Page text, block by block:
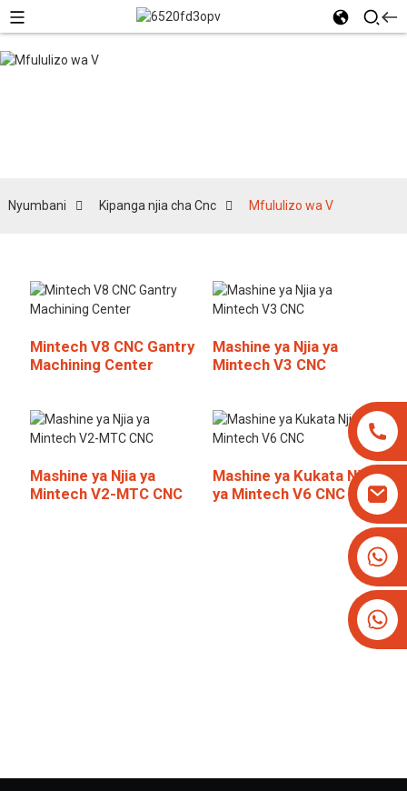
Nyumbani Kipanga njia cha Cnc Mfululizo wa V
Mintech V8 CNC Gantry
Machining Center
Mashine ya Njia ya
Mintech V3 CNC
Mashine ya Njia ya
Mintech V2-MTC CNC
Mashine ya Kukata Njia
ya Mintech V6 CNC